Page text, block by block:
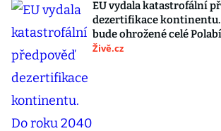
EU vydala katastrofální
dezertifikace
bude ohrožené celé
Živě.cz